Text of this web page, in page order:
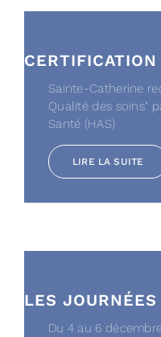
Sainte-Catherine
Qualité des soins"
Santé (HAS)
LIRE LA SUITE
LES
Du 4 au 6